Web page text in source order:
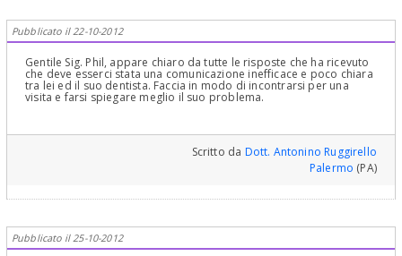
Pubblicato il 22-10-2012
Gentile Sig. Phil, appare chiaro da tutte le risposte che ha ricevuto
che deve esserci stata una comunicazione inefficace e poco chiara
tra lei ed il suo dentista. Faccia in modo di incontrarsi per una
visita e farsi spiegare meglio il suo problema.
Scritto da Dott. Antonino Ruggirello
Palermo (PA)
Pubblicato il 25-10-2012